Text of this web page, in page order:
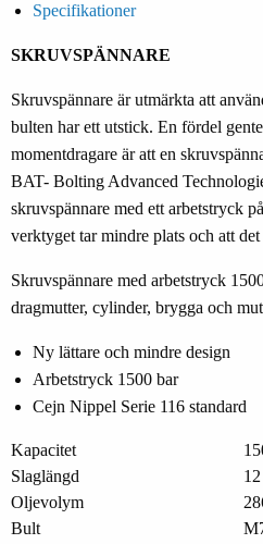
Specifikationer
SKRUVSPÄNNARE
Skruvspännare är utmärkta att
bulten har ett utstick. En fördel
momentdragare är att en
BAT- Bolting Advanced
skruvspännare med ett arbetstryck
verktyget tar mindre plats och att
Skruvspännare med arbetstryck
dragmutter, cylinder, brygga och
Ny lättare och mindre design
Arbetstryck 1500 bar
Cejn Nippel Serie 116 standard
Kapacitet
Slaglängd
Oljevolym
Bult